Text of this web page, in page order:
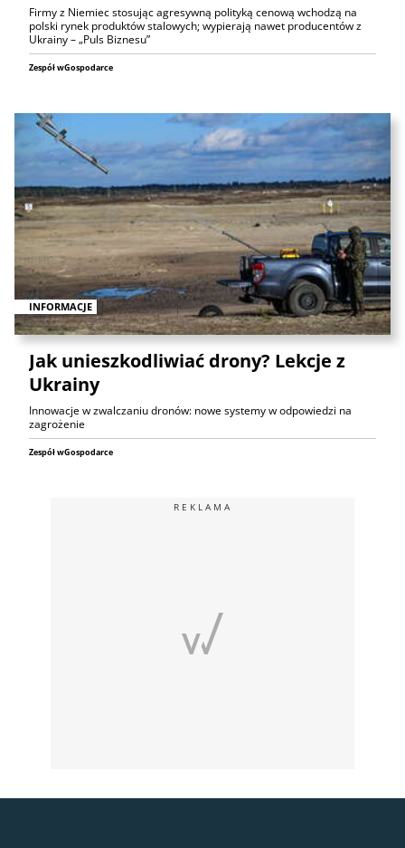
Firmy z Niemiec stosując agresywną polityką cenową wchodzą na
polski rynek produktów stalowych; wypierają nawet producentów z
Ukrainy – „Puls Biznesu”
Zespół wGospodarce
INFORMACJE
Jak unieszkodliwiać drony? Lekcje z
Ukrainy
Innowacje w zwalczaniu dronów: nowe systemy w odpowiedzi na
zagrożenie
Zespół wGospodarce
REKLAMA